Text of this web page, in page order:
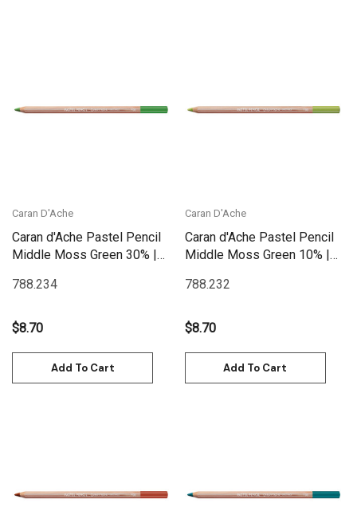
Caran D'Ache
Caran d'Ache Pastel Pencil
Middle Moss Green 30% |
788.234
$8.70
Add To Cart
Caran D'Ache
Caran d'Ache Pastel Pencil
Middle Moss Green 10% |
788.232
$8.70
Add To Cart